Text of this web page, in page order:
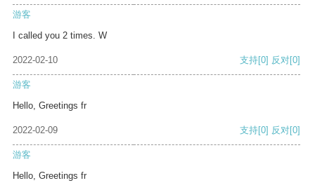
游客
I called you 2 times. W
2022-02-10 支持[0] 反对[0]
游客
Hello, Greetings fr
2022-02-09 支持[0] 反对[0]
游客
Hello, Greetings fr